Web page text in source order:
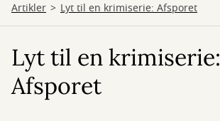
Artikler Lyt til en krimiserie: Afsporet
Lyt til en krimiserie:
Afsporet